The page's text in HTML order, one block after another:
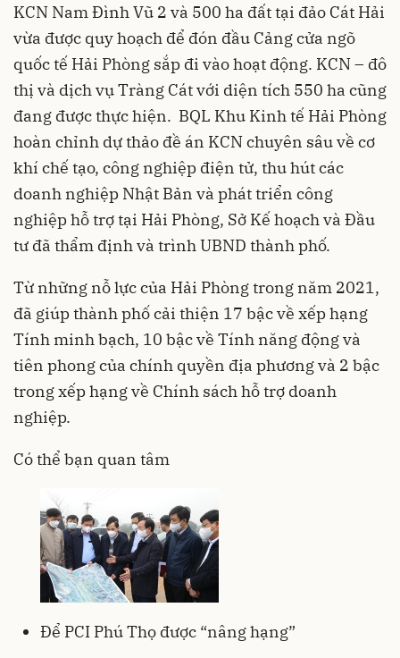
KCN Nam Đình Vũ 2 và 500 ha đất tại đảo Cát Hải
vừa được quy hoạch để đón đầu Cảng cửa ngõ
quốc tế Hải Phòng sắp đi vào hoạt động. KCN – đô
thị và dịch vụ Tràng Cát với diện tích 550 ha cũng
đang được thực hiện. BQL Khu Kinh tế Hải Phòng
hoàn chỉnh dự thảo đề án KCN chuyên sâu về cơ
khí chế tạo, công nghiệp điện tử, thu hút các
doanh nghiệp Nhật Bản và phát triển công
nghiệp hỗ trợ tại Hải Phòng, Sở Kế hoạch và Đầu
tư đã thẩm định và trình UBND thành phố.
Từ những nỗ lực của Hải Phòng trong năm 2021,
đã giúp thành phố cải thiện 17 bậc về xếp hạng
Tính minh bạch, 10 bậc về Tính năng động và
tiên phong của chính quyền địa phương và 2 bậc
trong xếp hạng về Chính sách hỗ trợ doanh
nghiệp.
Có thể bạn quan tâm
Để PCI Phú Thọ được “nâng hạng”